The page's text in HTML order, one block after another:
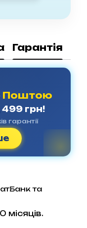
Гарантія
Поштою
грн!
гарантії
та
місяців.